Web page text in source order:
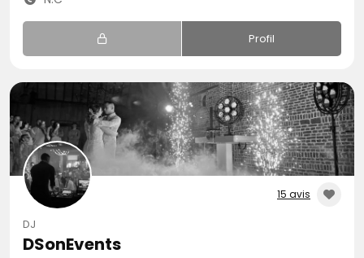
Profil
15 avis
DJ
DSonEvents